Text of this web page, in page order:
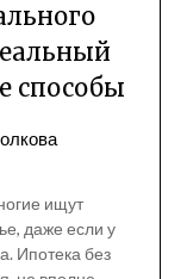
способы
ищут
даже если у
Ипотека без